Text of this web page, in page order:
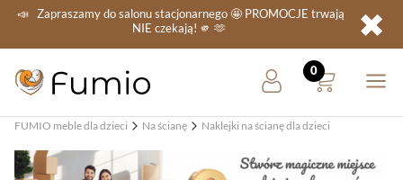
📣 Zapraszamy do salonu stacjonarnego🤩 PROMOCJE trwają
NIE czekają! 🫵 🫶 ✖
FUMIO meble dla dzieci Na ścianę Naklejki na ścianę dla dzieci